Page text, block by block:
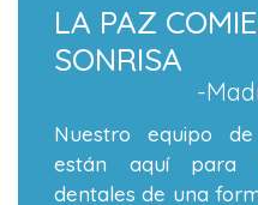
LA PAZ
SONRISA
-
Nuestro equipo
están aquí para
dentales de una